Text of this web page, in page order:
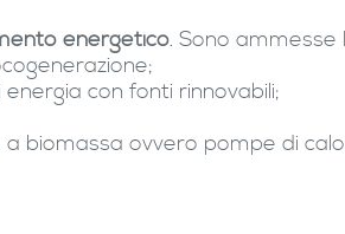
energetico. Sono ammesse
con fonti rinnovabili;
biomassa ovvero pompe di